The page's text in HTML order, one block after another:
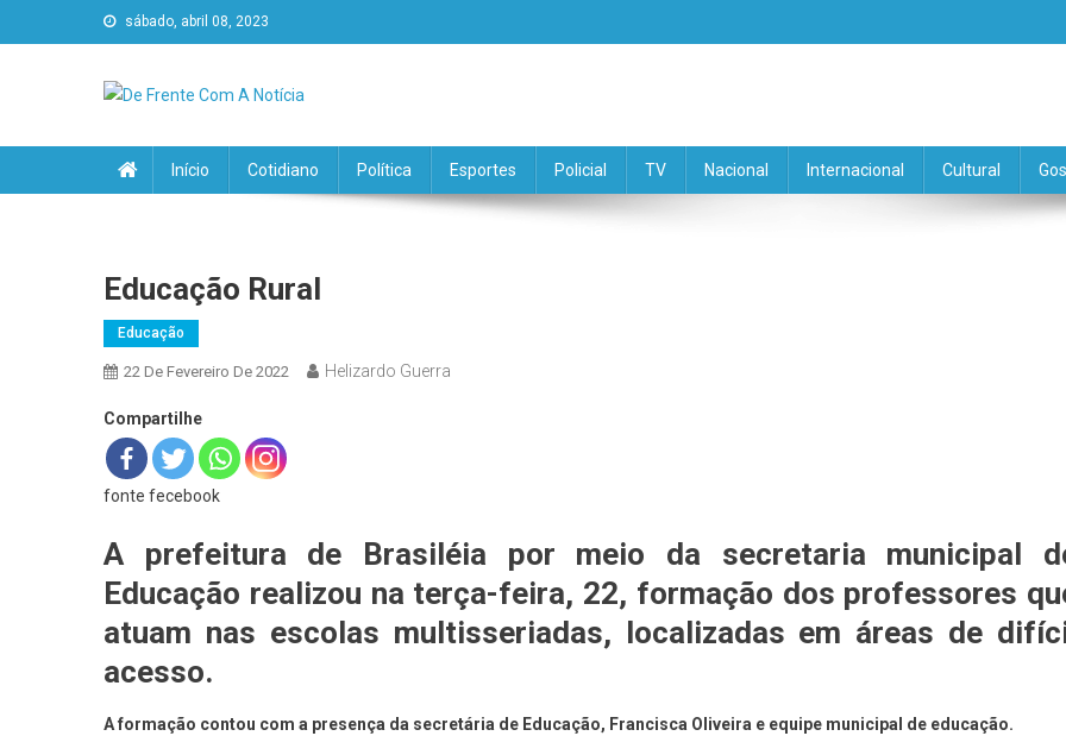
sábado, abril 08, 2023
De Frente Com A Notícia
Início Cotidiano Política Esportes Policial TV Nacional Internacional Cultural
Educação Rural
Educação
22 De Fevereiro De 2022 Helizardo Guerra
Compartilhe
fonte fecebook
A prefeitura de Brasiléia por meio da secretaria municipal
Educação realizou na terça-feira, 22, formação dos professores
atuam nas escolas multisseriadas, localizadas em áreas de
acesso.
A formação contou com a presença da secretária de Educação, Francisca Oliveira e equipe municipal de educação.